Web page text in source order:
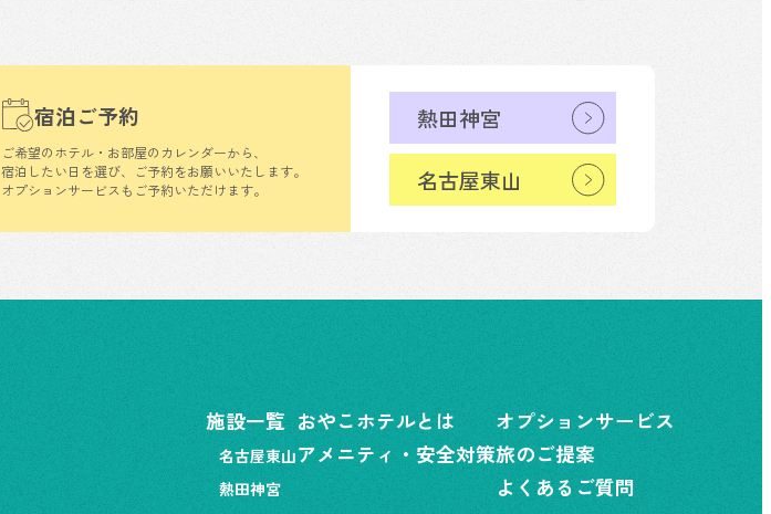
宿泊ご予約
ご希望のホテル・お部屋のカレンダーから、
宿泊したい日を選び、ご予約をお願いいたします。
オプションサービスもご予約いただけます。
熱田神宮
名古屋東山
施設一覧
名古屋東山
熱田神宮
おやこホテルとは
アメニティ・安全対策
オプションサービス
旅のご提案
よくあるご質問